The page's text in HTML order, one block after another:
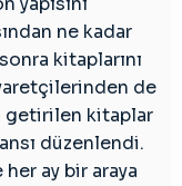
ne kadar
kitaplarını
de
getirilen kitaplar
düzenlendi.
ay bir araya